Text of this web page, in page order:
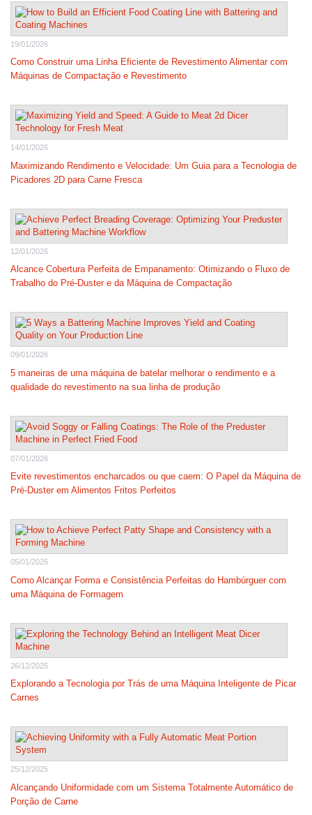
19/01/2026
Como Construir uma Linha Eficiente de Revestimento Alimentar com
Máquinas de Compactação e Revestimento
14/01/2026
Maximizando Rendimento e Velocidade: Um Guia para a Tecnologia de
Picadores 2D para Carne Fresca
12/01/2026
Alcance Cobertura Perfeita de Empanamento: Otimizando o Fluxo de
Trabalho do Pré-Duster e da Máquina de Compactação
09/01/2026
5 maneiras de uma máquina de batelar melhorar o rendimento e a
qualidade do revestimento na sua linha de produção
07/01/2026
Evite revestimentos encharcados ou que caem: O Papel da Máquina de
Pré-Duster em Alimentos Fritos Perfeitos
05/01/2026
Como Alcançar Forma e Consistência Perfeitas do Hambúrguer com
uma Máquina de Formagem
26/12/2025
Explorando a Tecnologia por Trás de uma Máquina Inteligente de Picar
Carnes
25/12/2025
Alcançando Uniformidade com um Sistema Totalmente Automático de
Porção de Carne